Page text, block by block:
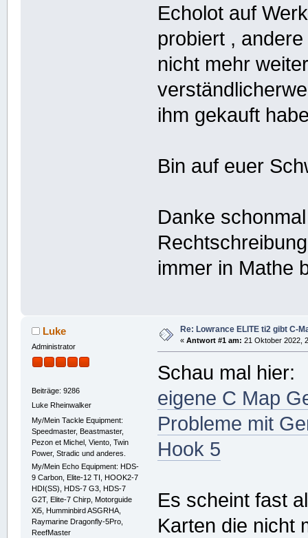
Echolot auf
probiert ,
nicht mehr
ihm gekauft
Bin auf euer
Danke
immer in Mathe
Luke
Administrator
Beiträge: 9286
Luke Rheinwalker
My/Mein Tackle Equipment:
Speedmaster, Beastmaster,
Pezon et Michel, Viento, Twin
Power, Stradic und anderes.
My/Mein Echo Equipment: HDS-
9 Carbon, Elite-12 TI, HOOK2-7
HDI(SS), HDS-7 G3, HDS-7
G2T, Elite-7 Chirp, Motorguide
Xi5, Humminbird ASGRHA,
Raymarine Dragonfly-5Pro,
ReefMaster
Re: Lowrance ELITE ti2 gibt C-
« Antwort #1 am: 21 Oktober 2022,
Schau mal hier:
eigene C Map
Probleme mit
Hook 5
Es scheint fast
Karten die nicht